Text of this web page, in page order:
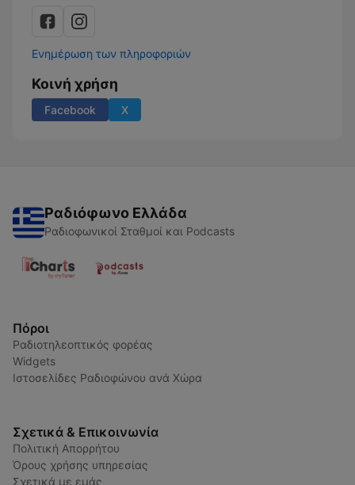
Ενημέρωση των πληροφοριών
Κοινή χρήση
Facebook X
Ραδιόφωνο Ελλάδα
Ραδιοφωνικοί Σταθμοί και Podcasts
Πόροι
Ραδιοτηλεοπτικός φορέας
Widgets
Ιστοσελίδες Ραδιοφώνου ανά Χώρα
Σχετικά & Επικοινωνία
Πολιτική Απορρήτου
Όρους χρήσης υπηρεσίας
Σχετικά με εμάς